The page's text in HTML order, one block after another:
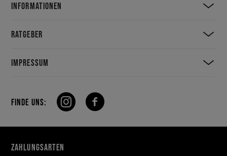
INFORMATIONEN
RATGEBER
IMPRESSUM
FINDE UNS:
ZAHLUNGSARTEN